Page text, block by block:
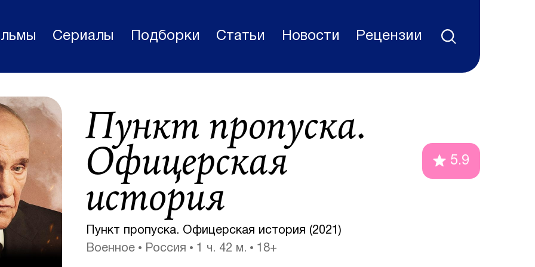
Статьи
Сериалы
Новости
Подборки
Рецензии
О нас
Сериалы Подборки Статьи Новости Рецензии
Пункт пропуска.
Офицерская
история
5.9
Пункт пропуска. Офицерская история (2021)
Военное
Россия 1 ч. 42 м. 18+